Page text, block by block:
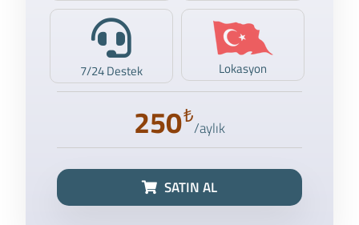
7/24 Destek Lokasyon
₺
250 /aylık
SATIN AL